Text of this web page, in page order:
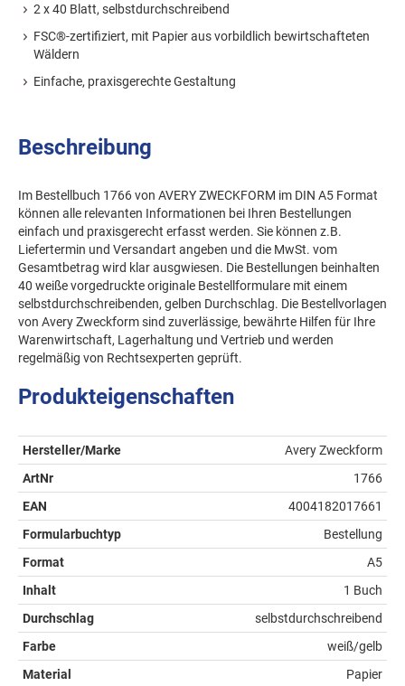
2 x 40 Blatt, selbstdurchschreibend
FSC®-zertifiziert, mit Papier aus vorbildlich bewirtschafteten
Wäldern
Einfache, praxisgerechte Gestaltung
Beschreibung
Im Bestellbuch 1766 von AVERY ZWECKFORM im DIN A5 Format
können alle relevanten Informationen bei Ihren Bestellungen
einfach und praxisgerecht erfasst werden. Sie können z.B.
Liefertermin und Versandart angeben und die MwSt. vom
Gesamtbetrag wird klar ausgwiesen. Die Bestellungen beinhalten
40 weiße vorgedruckte originale Bestellformulare mit einem
selbstdurchschreibenden, gelben Durchschlag. Die Bestellvorlagen
von Avery Zweckform sind zuverlässige, bewährte Hilfen für Ihre
Warenwirtschaft, Lagerhaltung und Vertrieb und werden
regelmäßig von Rechtsexperten geprüft.
Produkteigenschaften
Hersteller/Marke
Avery Zweckform
ArtNr
1766
EAN
4004182017661
Formularbuchtyp
Bestellung
Format
A5
Inhalt
1 Buch
Durchschlag
selbstdurchschreibend
Farbe
weiß/gelb
Material
Papier